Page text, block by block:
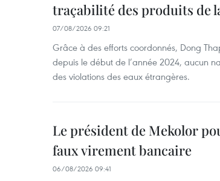
traçabilité des produits de
07/08/2026 09:21
Grâce à des efforts coordonnés, Dong
depuis le début de l’année 2024, aucun
des violations des eaux étrangères.
Le président de Mekolor
faux virement bancaire
06/08/2026 09:41